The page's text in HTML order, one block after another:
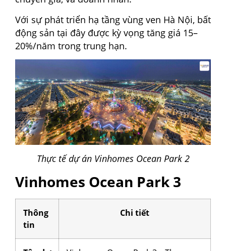
Với sự phát triển hạ tầng vùng ven Hà Nội, bất
động sản tại đây được kỳ vọng tăng giá 15–
20%/năm trong trung hạn.
Thực tế dự án Vinhomes Ocean Park 2
Vinhomes Ocean Park 3
Thông
tin
Chi tiết